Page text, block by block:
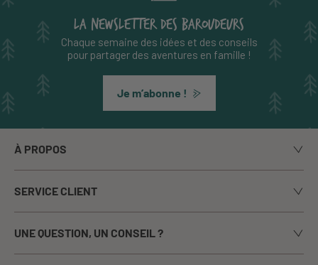
LA NEWSLETTER DES BAROUDEURS
Chaque semaine des idées et des conseils
pour partager des aventures en famille !
Je m’abonne !
À PROPOS
Notre histoire
Le blog
Nos marques
La presse en parle
SERVICE CLIENT
Livraison
Paiement sécurisé
Echanges / Retours
UNE QUESTION, UN CONSEIL ?
Appelez-nous du lundi au vendredi de 9h00 à 17h00